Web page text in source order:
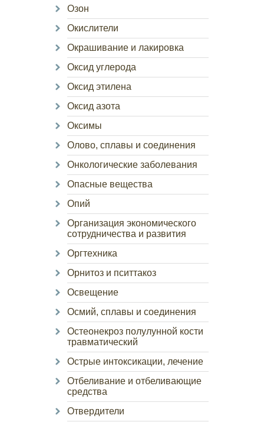
Озон
Окислители
Окрашивание и лакировка
Оксид углерода
Оксид этилена
Оксид азота
Оксимы
Олово, сплавы и соединения
Онкологические заболевания
Опасные вещества
Опий
Организация экономического
сотрудничества и развития
Оргтехника
Орнитоз и пситтакоз
Освещение
Осмий, сплавы и соединения
Остеонекроз полулунной кости
травматический
Острые интоксикации, лечение
Отбеливание и отбеливающие
средства
Отвердители